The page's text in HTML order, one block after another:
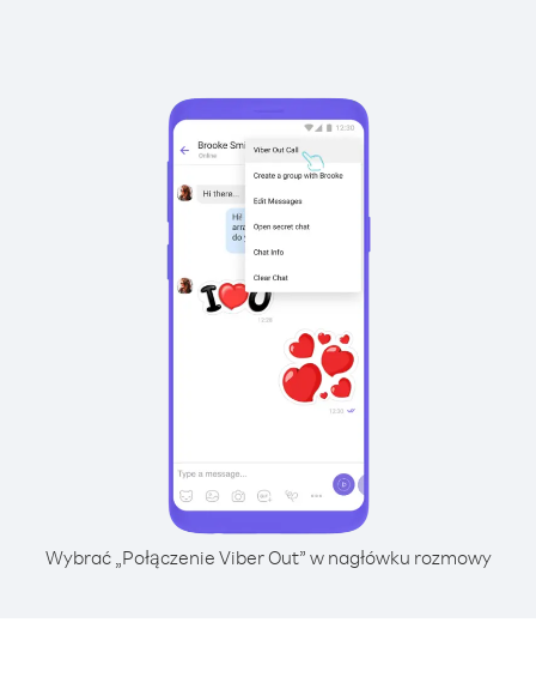
Wybrać „Połączenie Viber Out” w nagłówku rozmowy